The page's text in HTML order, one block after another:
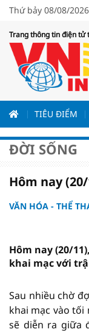
Thứ bảy 08/08/
Trang thông tin điện tử
TIÊU ĐIỂM
ĐỜI SỐNG
Hôm nay
VĂN HÓA - THỂ
Hôm nay (20/
khai mạc với
Sau nhiều chờ
khai mạc vào tối
sẽ diễn ra giữa